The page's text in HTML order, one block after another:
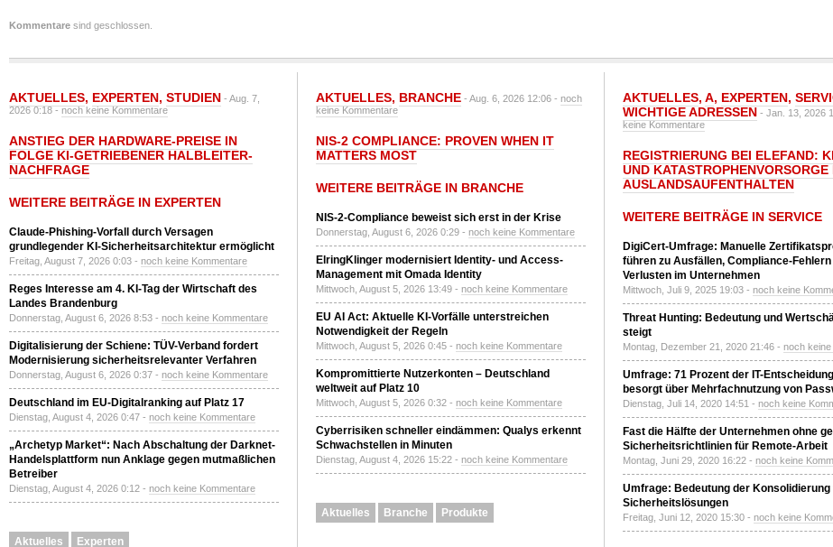
Kommentare sind geschlossen.
AKTUELLES, EXPERTEN, STUDIEN - Aug. 7,
2026 0:18 -noch keine Kommentare
ANSTIEG DER HARDWARE-PREISE IN
FOLGE KI-GETRIEBENER HALBLEITER-
NACHFRAGE
WEITERE BEITRÄGE IN EXPERTEN
Claude-Phishing-Vorfall durch Versagen
grundlegender KI-Sicherheitsarchitektur ermöglicht
Freitag, August 7, 2026 0:03 - noch keine Kommentare
Reges Interesse am 4. KI-Tag der Wirtschaft des
Landes Brandenburg
Donnerstag, August 6, 2026 8:53 - noch keine Kommentare
Digitalisierung der Schiene: TÜV-Verband fordert
Modernisierung sicherheitsrelevanter Verfahren
Donnerstag, August 6, 2026 0:37 - noch keine Kommentare
Deutschland im EU-Digitalranking auf Platz 17
Dienstag, August 4, 2026 0:47 - noch keine Kommentare
„Archetyp Market“: Nach Abschaltung der Darknet-
Handelsplattform nun Anklage gegen mutmaßlichen
Betreiber
Dienstag, August 4, 2026 0:12 - noch keine Kommentare
Aktuelles Experten
AKTUELLES, BRANCHE - Aug. 6, 2026 12:06 - noch
keine Kommentare
NIS-2 COMPLIANCE: PROVEN WHEN IT
MATTERS MOST
WEITERE BEITRÄGE IN BRANCHE
NIS-2-Compliance beweist sich erst in der Krise
Donnerstag, August 6, 2026 0:29 - noch keine Kommentare
ElringKlinger modernisiert Identity- und Access-
Management mit Omada Identity
Mittwoch, August 5, 2026 13:49 - noch keine Kommentare
EU AI Act: Aktuelle KI-Vorfälle unterstreichen
Notwendigkeit der Regeln
Mittwoch, August 5, 2026 0:45 - noch keine Kommentare
Kompromittierte Nutzerkonten – Deutschland
weltweit auf Platz 10
Mittwoch, August 5, 2026 0:32 - noch keine Kommentare
Cyberrisiken schneller eindämmen: Qualys erkennt
Schwachstellen in Minuten
Dienstag, August 4, 2026 15:22 - noch keine Kommentare
Aktuelles Branche Produkte
AKTUELLES, A, EXPERTEN,
WICHTIGE ADRESSEN - Jan. 13, 2026
keine Kommentare
REGISTRIERUNG BEI ELEFAND:
UND KATASTROPHENVORSORGE
AUSLANDSAUFENTHALTEN
WEITERE BEITRÄGE IN SERVICE
DigiCert-Umfrage: Manuelle
führen zu Ausfällen, Compliance-Fehlern
Verlusten im Unternehmen
Mittwoch, Juli 9, 2025 19:03 - noch keine
Threat Hunting: Bedeutung und
steigt
Montag, Dezember 21, 2020 21:46 - noch
Umfrage: 71 Prozent der IT-
besorgt über Mehrfachnutzung von
Dienstag, Juli 14, 2020 14:51 - noch keine
Fast die Hälfte der Unternehmen ohne
Sicherheitsrichtlinien für Remote-Arbeit
Montag, Juni 29, 2020 16:22 - noch keine
Umfrage: Bedeutung der Konsolidierung
Sicherheitslösungen
Freitag, Juni 12, 2020 15:30 - noch keine